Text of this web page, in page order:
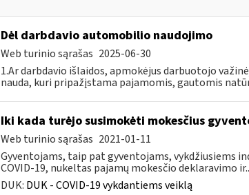
Dėl darbdavio automobilio naudojimo
Web turinio sąrašas 2025-06-30
1.Ar darbdavio išlaidos, apmokėjus darbuotojo
nauda, kuri pripažįstama pajamomis, gautomis
Iki kada turėjo susimokėti mokesčius
Web turinio sąrašas 2021-01-11
Gyventojams, taip pat gyventojams, vykdžiusiems
COVID-19, nukeltas pajamų mokesčio deklaravimo
DUK: DUK - COVID-19 vykdantiems veiklą